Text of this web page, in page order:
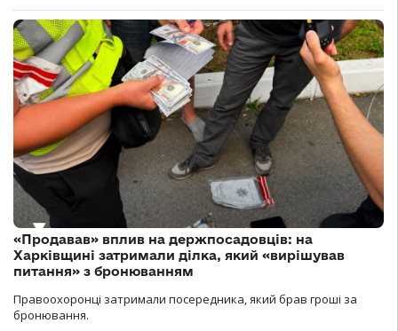
«Продавав» вплив на держпосадовців: на
Харківщині затримали ділка, який «вирішував
питання» з бронюванням
Правоохоронці затримали посередника, який брав гроші за
бронювання.